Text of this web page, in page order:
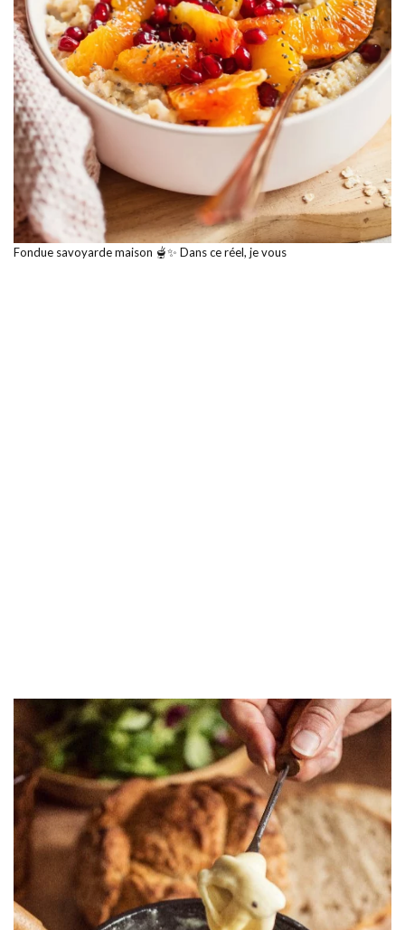
Fondue savoyarde maison 🫕✨ Dans ce réel, je vous